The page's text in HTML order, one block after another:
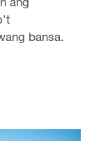
bansa.